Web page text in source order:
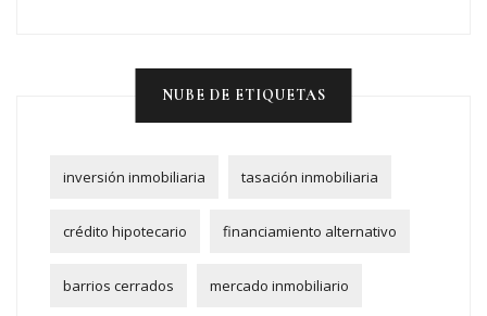
NUBE DE ETIQUETAS
inversión inmobiliaria tasación inmobiliaria
crédito hipotecario financiamiento alternativo
barrios cerrados mercado inmobiliario